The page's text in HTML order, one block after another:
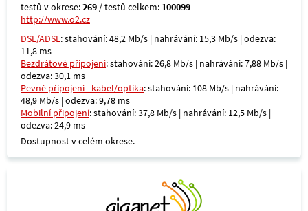
testů v okrese:269 / testů celkem: 100099
http://www.o2.cz
DSL/ADSL: stahování: 48,2 Mb/s | nahrávání: 15,3 Mb/s | odezva:
11,8 ms
Bezdrátové připojení: stahování: 26,8 Mb/s | nahrávání: 7,88 Mb/s |
odezva: 30,1 ms
Pevné připojení - kabel/optika: stahování: 108 Mb/s | nahrávání:
48,9 Mb/s | odezva: 9,78 ms
Mobilní připojení: stahování: 37,8 Mb/s | nahrávání: 12,5 Mb/s |
odezva: 24,9 ms
Dostupnost v celém okrese.